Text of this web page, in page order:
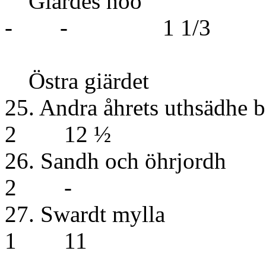
- - 1 1/3
Östra giärdet
25. Andra åhrets
2 12 ½
26. Sandh
2 -
27.
1 11